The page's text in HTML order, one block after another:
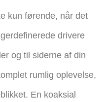
kun førende, når det
drivere
og til siderne af din
rumlig oplevelse,
En koaksial